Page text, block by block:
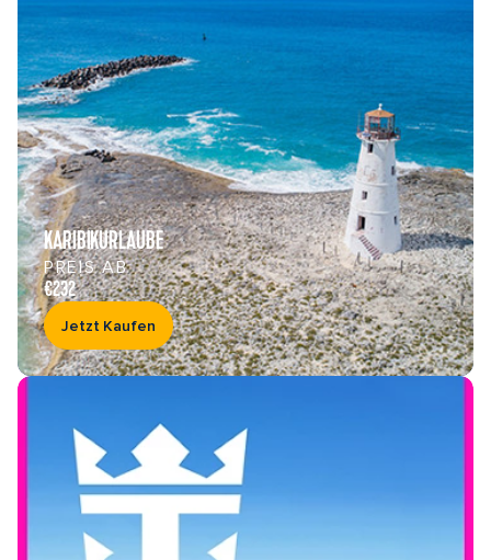
KARIBIKURLAUBE
PREIS AB
€232
Jetzt Kaufen